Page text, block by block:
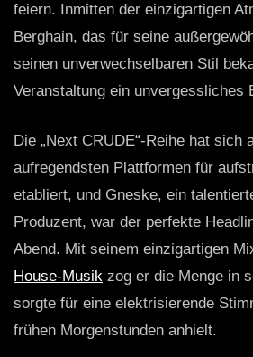
feiern. Inmitten der einzigartigen
Berghain, das für seine
seinen unverwechselbaren Stil
Veranstaltung ein unvergessliches
Die „Next CRUDE“-Reihe hat sich
aufregendsten Plattformen für
etabliert, und Gneske, ein
Produzent, war der perfekte
Abend. Mit seinem einzigartigen
House-Musik zog er die Menge in
sorgte für eine elektrisierende
frühen Morgenstunden anhielt.